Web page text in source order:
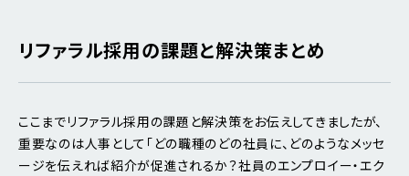
リファラル採用の課題と解決策まとめ
ここまでリファラル採用の課題と解決策をお伝えしてきましたが、
重要なのは人事として「どの職種のどの社員に、どのようなメッセ
ージを伝えれば紹介が促進されるか？社員のエンプロイー・エク